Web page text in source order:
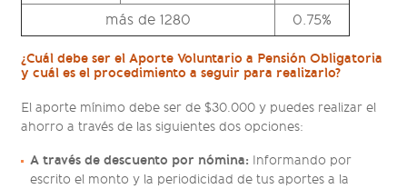
más de 1280 0.75%
¿Cuál debe ser el Aporte Voluntario a Pensión Obligatoria
y cuál es el procedimiento a seguir para realizarlo?
El aporte mínimo debe ser de $30.000 y puedes realizar el
ahorro a través de las siguientes dos opciones:
A través de descuento por nómina: Informando por
escrito el monto y la periodicidad de tus aportes a la